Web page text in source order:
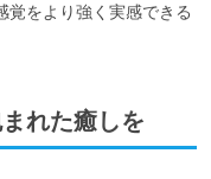
覚をより強く実感できる
れた癒しを